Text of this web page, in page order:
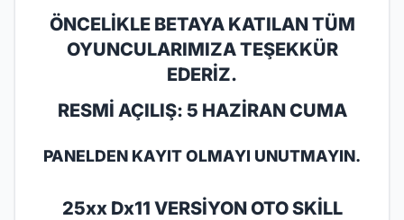
ÖNCELİKLE BETAYA KATILAN TÜM
OYUNCULARIMIZA TEŞEKKÜR
EDERİZ.
RESMİ AÇILIŞ: 5 HAZİRAN CUMA
PANELDEN KAYIT OLMAYI UNUTMAYIN.
25xx Dx11 VERSİYON OTO SKİLL